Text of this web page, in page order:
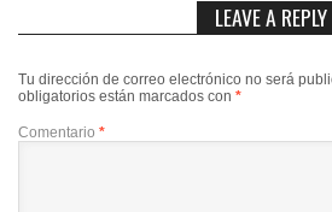
LEAVE A REPLY
Tu dirección de correo electrónico no será
obligatorios están marcados con *
Comentario *